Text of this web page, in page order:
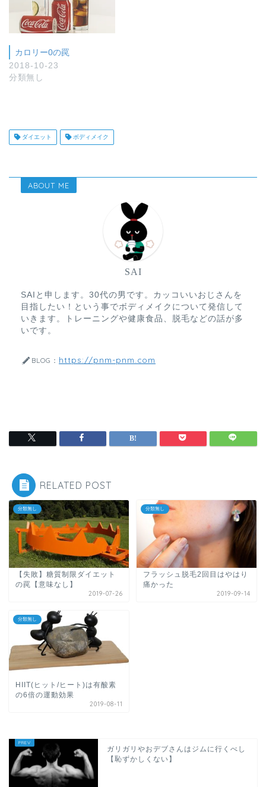
カロリー0の罠
2018-10-23
分類無し
ダイエット ボディメイク
ABOUT ME
SAI
SAIと申します。30代の男です。カッコいいおじさんを
目指したい！という事でボディメイクについて発信して
いきます。トレーニングや健康食品、脱毛などの話が多
いです。
BLOG： https://pnm-pnm.com
RELATED POST
分類無し
【失敗】糖質制限ダイエット
の罠【意味なし】
2019-07-26
分類無し
フラッシュ脱毛2回目はやはり
痛かった
2019-09-14
分類無し
HIIT(ヒット/ヒート)は有酸素
の6倍の運動効果
2019-08-11
ガリガリやおデブさんはジムに行くべし
【恥ずかしくない】